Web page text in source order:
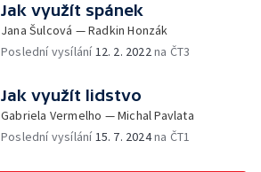
Jak využít spánek
Jana Šulcová — Radkin Honzák
Poslední vysílání12. 2. 2022na ČT3
Jak využít lidstvo
Gabriela Vermelho — Michal Pavlata
Poslední vysílání15. 7. 2024na ČT1